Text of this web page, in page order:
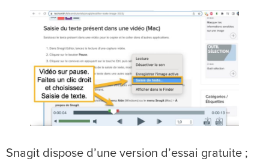
Snagit dispose d’une version d’essai gratuite ;